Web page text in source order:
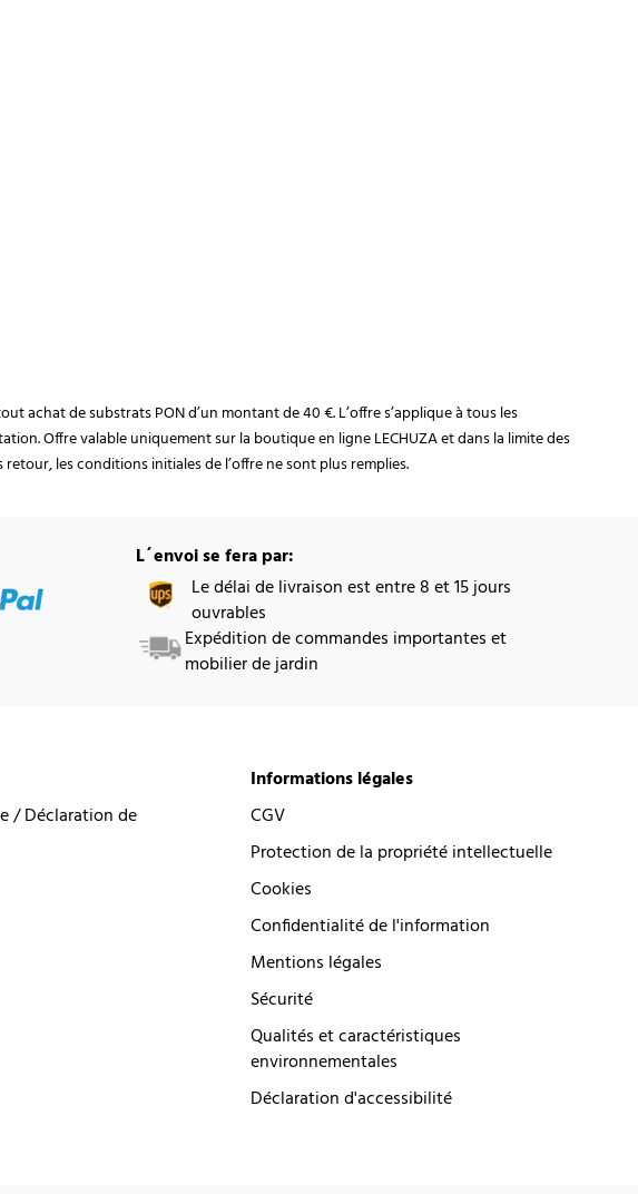
achat de substrats PON d’un montant de 40 €. L’offre s’applique à tous les
Offre valable uniquement sur la boutique en ligne LECHUZA et dans la limite des
les conditions initiales de l’offre ne sont plus remplies.
L´envoi se fera par:
Le délai de livraison est entre 8 et 15 jours
ouvrables
Expédition de commandes importantes et
mobilier de jardin
/ Déclaration de
Informations légales
CGV
Protection de la propriété intellectuelle
Cookies
Confidentialité de l'information
Mentions légales
Sécurité
Qualités et caractéristiques
environnementales
Déclaration d'accessibilité